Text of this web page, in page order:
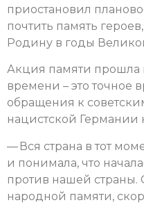
приостановил
почтить память
Родину в годы
Акция памяти прошла
времени – это точное
обращения к
нацистской Германии
— Вся страна в тот
и понимала, что
против нашей
народной памяти,